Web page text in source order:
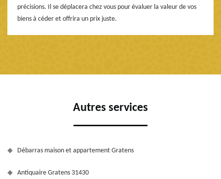
précisions. Il se déplacera chez vous pour évaluer la valeur de vos
biens à céder et offrira un prix juste.
Autres services
Débarras maison et appartement Gratens
Antiquaire Gratens 31430